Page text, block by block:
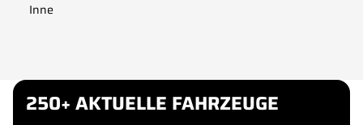
Inne
250+ AKTUELLE FAHRZEUGE